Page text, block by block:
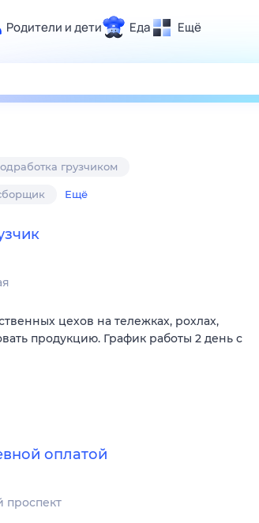
Родители и дети Еда Ещё
Развлечения и отдых
Карьера
Авто
Жизненные ситуации
грузчиком
Ещё
цехов на тележках, рохлах,
продукцию. График работы 2 день с
оплатой
проспект